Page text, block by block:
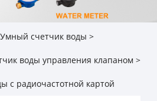
Умный счетчик воды >
воды управления клапаном >
с радиочастотной картой